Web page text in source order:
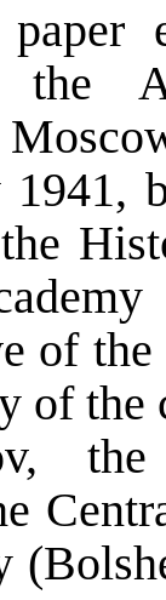
the
of
of the